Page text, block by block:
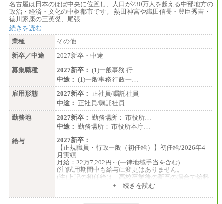
※詳細はJTBキャリアサイトよりご確認ください。
■(株)JTBデータサービス ※2027年新卒募集終了
※詳細はJTBキャリアサイトよりご確認ください。
■I&Jデジタルイノベーション(株)
総合職 月給224,500～242,600円＋地域手当
※詳細はJTBキャリアサイトよりご確認ください。
＜有期社員コース＞
■(株)JTBビジネストランスフォーム
有期契約職 月給185,000～195,000円
※詳細はJTBキャリアサイトよりご確認ください。
■(株)JTBパブリッシング ※2027年新卒募集終了
総合職 月給241,000円
中途：
①月給227,000円以上
②月給212,000円以上
③月給172,500円以上
④月給23万円～37万円
⑤月給20万円～25万円
⑥月給33万円～48万円
⑦月給271,000円以上
⑧～⑮月給200,000円〜月給400,000円
⑯月給185,000円以上
名古屋は日本のほぼ中央に位置し、人口が230万人を超える中部地方の
政治・経済・文化の中枢都市です。 熱田神宮や織田信長・豊臣秀吉・
徳川家康の三英傑、尾張…
続きを読む
業種
その他
新卒／中途
2027新卒・中途
募集職種
2027新卒： (1)一般事務 行…
中途： (1)一般事務 行政一…
雇用形態
2027新卒： 正社員/嘱託社員
中途： 正社員/嘱託社員
勤務地
2027新卒： 勤務場所： 市役所…
中途： 勤務場所： 市役所本庁…
給与
2027新卒：
【正規職員・行政一般（初任給）】初任給/2026年4
月実績
月給：22万7,202円～(一律地域手当を含む)
(注)試用期間中も給与に変更はありません。
(注)上記の初任給は、高校卒業後の新卒の場合で給料
月額に一律地域手当を加えたものです。
経験年数を加味した金額となります。
+ 続きを読む